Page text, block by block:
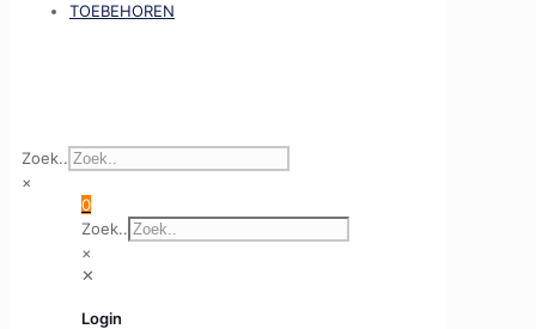
TOEBEHOREN
Zoek..
×
0
Zoek..
×
✕
Login